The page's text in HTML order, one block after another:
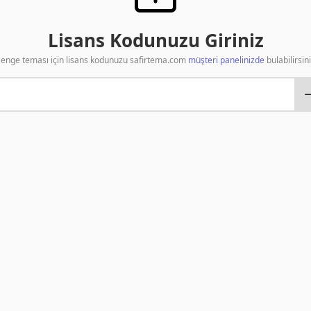
Lisans Kodunuzu Giriniz
teması için lisans kodunuzu safirtema.com müşteri panelinizde